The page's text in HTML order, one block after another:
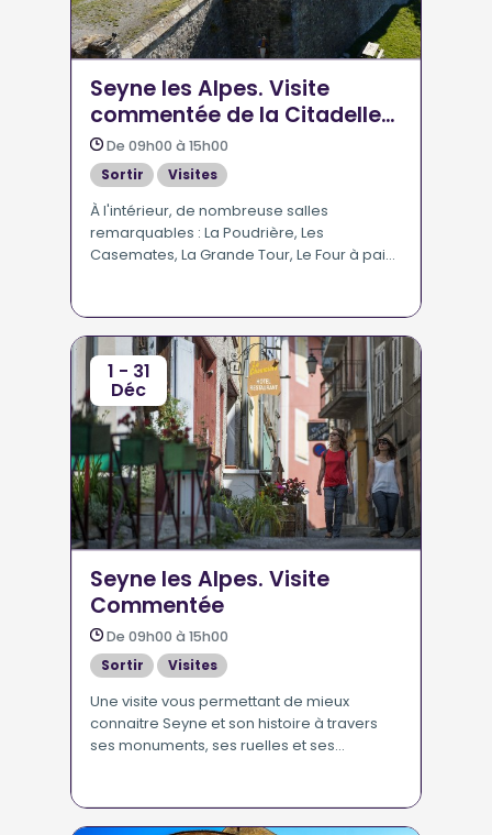
Seyne les Alpes. Visite
commentée de la Citadelle
Vauban
De 09h00 à 15h00
Sortir
Visites
À l'intérieur, de nombreuse salles
remarquables : La Poudrière, Les
Casemates, La Grande Tour, Le Four à pain,
1 - 31
Déc
Seyne les Alpes. Visite
Commentée
De 09h00 à 15h00
Sortir
Visites
Une visite vous permettant de mieux
connaitre Seyne et son histoire à travers
ses monuments, ses ruelles et ses